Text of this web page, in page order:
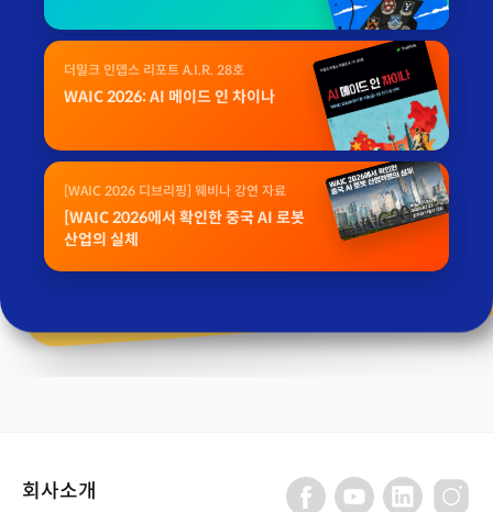
더밀크 인뎁스 리포트 A.I.R. 28호
WAIC 2026: AI 메이드 인 차이나
[WAIC 2026 디브리핑] 웨비나 강연 자료
[WAIC 2026에서 확인한 중국 AI 로봇
산업의 실체
회사소개